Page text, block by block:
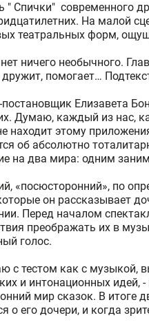
" Спички" современного
На малой
театральных форм,
ничего необычного.
дружит, помогает…
Елизавета
Думаю, каждый из нас,
находит этому
об абсолютно
на два мира: одним
«посюсторонний», по
он рассказывает
Перед началом
преображать их в
голос.
с тестом как с музыкой,
и интонационных идей,
мир сказок. В итоге
о его дочери, и когда